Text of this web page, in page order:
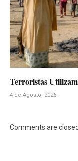
Terroristas
4 de Agosto, 2026
Comments are closed.